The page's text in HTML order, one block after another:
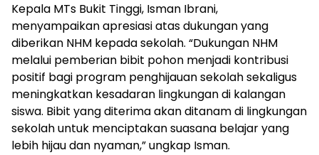
Kepala MTs Bukit Tinggi, Isman Ibrani,
menyampaikan apresiasi atas dukungan yang
diberikan NHM kepada sekolah. “Dukungan NHM
melalui pemberian bibit pohon menjadi kontribusi
positif bagi program penghijauan sekolah sekaligus
meningkatkan kesadaran lingkungan di kalangan
siswa. Bibit yang diterima akan ditanam di lingkungan
sekolah untuk menciptakan suasana belajar yang
lebih hijau dan nyaman,” ungkap Isman.